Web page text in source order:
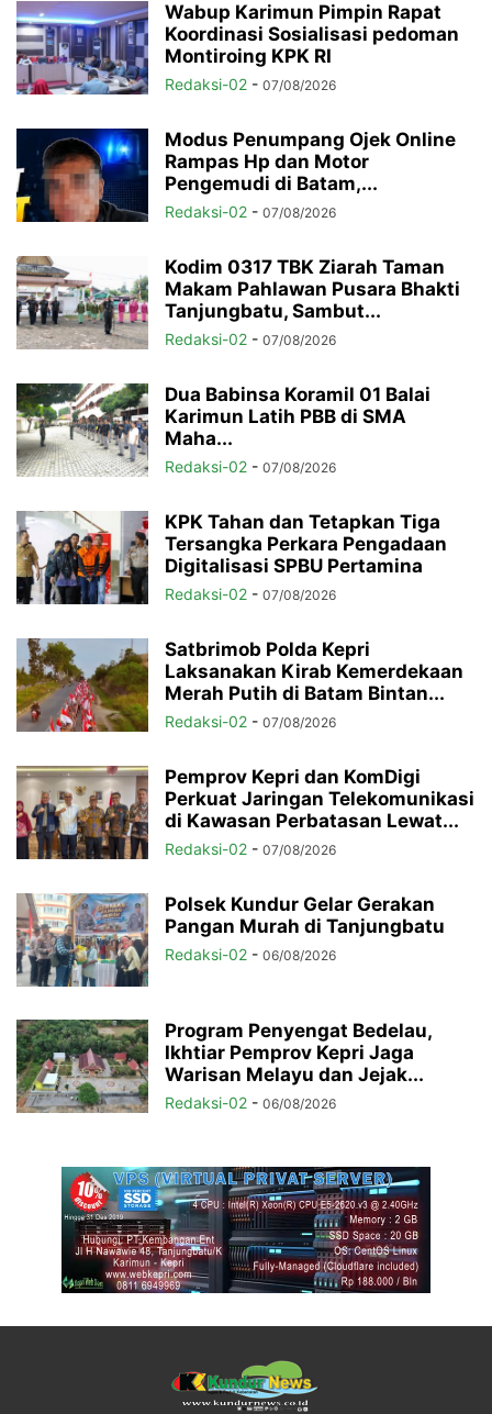
Wabup Karimun Pimpin Rapat
Koordinasi Sosialisasi pedoman
Montiroing KPK RI
Redaksi-02 - 07/08/2026
Modus Penumpang Ojek Online
Rampas Hp dan Motor
Pengemudi di Batam,...
Redaksi-02 - 07/08/2026
Kodim 0317 TBK Ziarah Taman
Makam Pahlawan Pusara Bhakti
Tanjungbatu, Sambut...
Redaksi-02 - 07/08/2026
Dua Babinsa Koramil 01 Balai
Karimun Latih PBB di SMA
Maha...
Redaksi-02 - 07/08/2026
KPK Tahan dan Tetapkan Tiga
Tersangka Perkara Pengadaan
Digitalisasi SPBU Pertamina
Redaksi-02 - 07/08/2026
Satbrimob Polda Kepri
Laksanakan Kirab Kemerdekaan
Merah Putih di Batam Bintan...
Redaksi-02 - 07/08/2026
Pemprov Kepri dan KomDigi
Perkuat Jaringan Telekomunikasi
di Kawasan Perbatasan Lewat...
Redaksi-02 - 07/08/2026
Polsek Kundur Gelar Gerakan
Pangan Murah di Tanjungbatu
Redaksi-02 - 06/08/2026
Program Penyengat Bedelau,
Ikhtiar Pemprov Kepri Jaga
Warisan Melayu dan Jejak...
Redaksi-02 - 06/08/2026